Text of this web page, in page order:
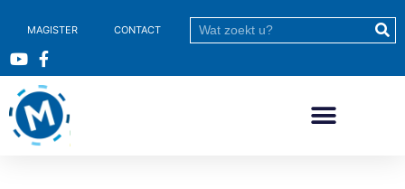
MAGISTER CONTACT